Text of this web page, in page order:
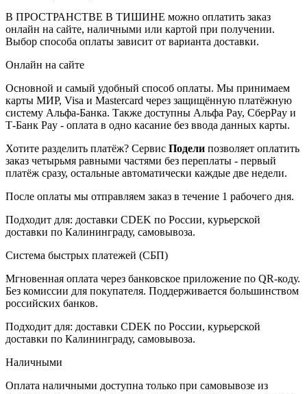
В ПРОСТРАНСТВЕ В ТИШИНЕ можно оплатить заказ
онлайн на сайте, наличными или картой при получении.
Выбор способа оплаты зависит от варианта доставки.
Онлайн на сайте
Основной и самый удобный способ оплаты. Мы принимаем
карты МИР, Visa и Mastercard через защищённую платёжную
систему Альфа-Банка. Также доступны Альфа Pay, СберPay и
Т-Банк Pay - оплата в одно касание без ввода данных карты.
Хотите разделить платёж? Сервис Подели позволяет оплатить
заказ четырьмя равными частями без переплаты - первый
платёж сразу, остальные автоматически каждые две недели.
После оплаты мы отправляем заказ в течение 1 рабочего дня.
Подходит для: доставки CDEK по России, курьерской
доставки по Калининграду, самовывоза.
Система быстрых платежей (СБП)
Мгновенная оплата через банковское приложение по QR-коду.
Без комиссии для покупателя. Поддерживается большинством
российских банков.
Подходит для: доставки CDEK по России, курьерской
доставки по Калининграду, самовывоза.
Наличными
Оплата наличными доступна только при самовывозе из